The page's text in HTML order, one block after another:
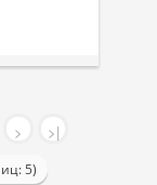
> >|
5)